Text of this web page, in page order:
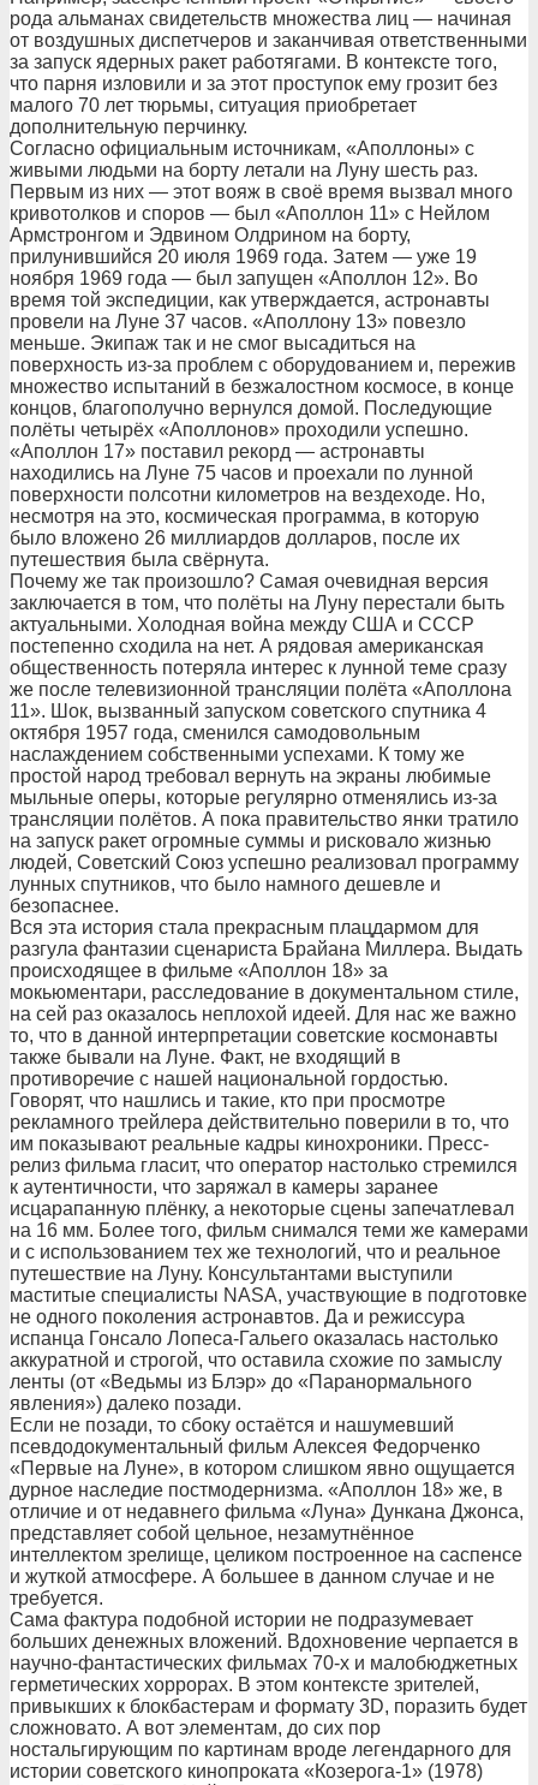
рода альманах свидетельств множества лиц — начиная
от воздушных диспетчеров и заканчивая ответственными
за запуск ядерных ракет работягами. В контексте того,
что парня изловили и за этот проступок ему грозит без
малого 70 лет тюрьмы, ситуация приобретает
дополнительную перчинку.
Согласно официальным источникам, «Аполлоны» с
живыми людьми на борту летали на Луну шесть раз.
Первым из них — этот вояж в своё время вызвал много
кривотолков и споров — был «Аполлон 11» с Нейлом
Армстронгом и Эдвином Олдрином на борту,
прилунившийся 20 июля 1969 года. Затем — уже 19
ноября 1969 года — был запущен «Аполлон 12». Во
время той экспедиции, как утверждается, астронавты
провели на Луне 37 часов. «Аполлону 13» повезло
меньше. Экипаж так и не смог высадиться на
поверхность из-за проблем с оборудованием и, пережив
множество испытаний в безжалостном космосе, в конце
концов, благополучно вернулся домой. Последующие
полёты четырёх «Аполлонов» проходили успешно.
«Аполлон 17» поставил рекорд — астронавты
находились на Луне 75 часов и проехали по лунной
поверхности полсотни километров на вездеходе. Но,
несмотря на это, космическая программа, в которую
было вложено 26 миллиардов долларов, после их
путешествия была свёрнута.
Почему же так произошло? Самая очевидная версия
заключается в том, что полёты на Луну перестали быть
актуальными. Холодная война между США и СССР
постепенно сходила на нет. А рядовая американская
общественность потеряла интерес к лунной теме сразу
же после телевизионной трансляции полёта «Аполлона
11». Шок, вызванный запуском советского спутника 4
октября 1957 года, сменился самодовольным
наслаждением собственными успехами. К тому же
простой народ требовал вернуть на экраны любимые
мыльные оперы, которые регулярно отменялись из-за
трансляции полётов. А пока правительство янки тратило
на запуск ракет огромные суммы и рисковало жизнью
людей, Советский Союз успешно реализовал программу
лунных спутников, что было намного дешевле и
безопаснее.
Вся эта история стала прекрасным плацдармом для
разгула фантазии сценариста Брайана Миллера. Выдать
происходящее в фильме «Аполлон 18» за
мокьюментари, расследование в документальном стиле,
на сей раз оказалось неплохой идеей. Для нас же важно
то, что в данной интерпретации советские космонавты
также бывали на Луне. Факт, не входящий в
противоречие с нашей национальной гордостью.
Говорят, что нашлись и такие, кто при просмотре
рекламного трейлера действительно поверили в то, что
им показывают реальные кадры кинохроники. Пресс-
релиз фильма гласит, что оператор настолько стремился
к аутентичности, что заряжал в камеры заранее
исцарапанную плёнку, а некоторые сцены запечатлевал
на 16 мм. Более того, фильм снимался теми же камерами
и с использованием тех же технологий, что и реальное
путешествие на Луну. Консультантами выступили
маститые специалисты NASA, участвующие в подготовке
не одного поколения астронавтов. Да и режиссура
испанца Гонсало Лопеса-Гальего оказалась настолько
аккуратной и строгой, что оставила схожие по замыслу
ленты (от «Ведьмы из Блэр» до «Паранормального
явления») далеко позади.
Если не позади, то сбоку остаётся и нашумевший
псевдодокументальный фильм Алексея Федорченко
«Первые на Луне», в котором слишком явно ощущается
дурное наследие постмодернизма. «Аполлон 18» же, в
отличие и от недавнего фильма «Луна» Дункана Джонса,
представляет собой цельное, незамутнённое
интеллектом зрелище, целиком построенное на саспенсе
и жуткой атмосфере. А большее в данном случае и не
требуется.
Сама фактура подобной истории не подразумевает
больших денежных вложений. Вдохновение черпается в
научно-фантастических фильмах 70-х и малобюджетных
герметических хоррорах. В этом контексте зрителей,
привыкших к блокбастерам и формату 3D, поразить будет
сложновато. А вот элементам, до сих пор
ностальгирующим по картинам вроде легендарного для
истории советского кинопроката «Козерога-1» (1978)